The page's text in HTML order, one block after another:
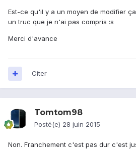
Est-ce qu'il y a un moyen de modifier
un truc que je n'ai pas compris :s
Merci d'avance
Citer
Tomtom98
Posté(e) 28 juin 2015
Non. Franchement c'est pas dur c'est